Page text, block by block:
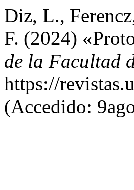
Diz, L.,
F. (2024)
de la Facultad
https://
(Accedido: